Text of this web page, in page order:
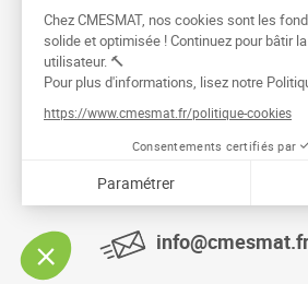
CMESMAT
91026 EVRY